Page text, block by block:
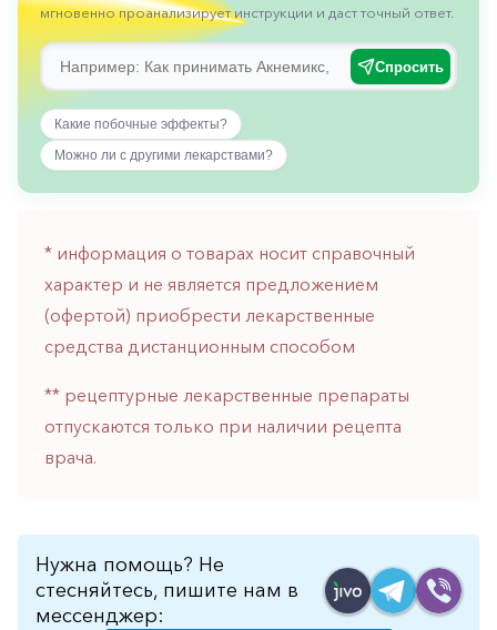
Тромбозы
Урология
Ухо-
горло-
нос
Хирургия
железа
мгновенно проанализирует инструкции и даст точный ответ.
Спросить
Какие побочные эффекты?
Можно ли с другими лекарствами?
* информация о товарах носит справочный
характер и не является предложением
(офертой) приобрести лекарственные
средства дистанционным способом
** рецептурные лекарственные препараты
отпускаются только при наличии рецепта
врача.
Нужна помощь? Не
стесняйтесь, пишите нам в
мессенджер: